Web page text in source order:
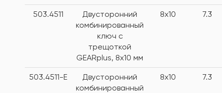
503.4511
Двусторонний
комбинированный
ключ с
трещоткой
GEARplus, 8х10 мм
8x10 7.3
503.4511-E
Двусторонний
комбинированный
8x10 7.3